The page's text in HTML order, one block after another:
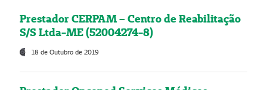
Prestador CERPAM – Centro de Reabilitação
S/S Ltda-ME (52004274-8)
18 de Outubro de 2019